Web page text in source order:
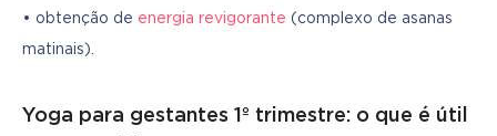
• obtenção de energia revigorante (complexo de asanas
matinais).
Yoga para gestantes 1º trimestre: o que é útil